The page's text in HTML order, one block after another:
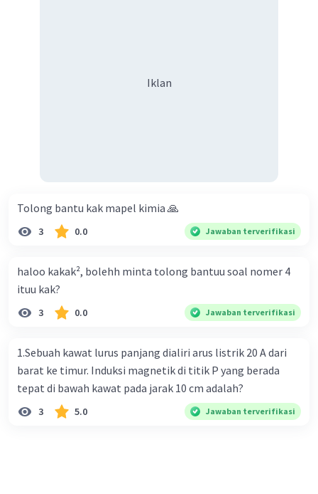
Iklan
Tolong bantu kak mapel kimia 🙏
3 0.0 Jawaban terverifikasi
haloo kakak², bolehh minta tolong bantuu soal nomer 4
ituu kak?
3 0.0 Jawaban terverifikasi
1.Sebuah kawat lurus panjang dialiri arus listrik 20 A dari
barat ke timur. Induksi magnetik di titik P yang berada
tepat di bawah kawat pada jarak 10 cm adalah?
3 5.0 Jawaban terverifikasi